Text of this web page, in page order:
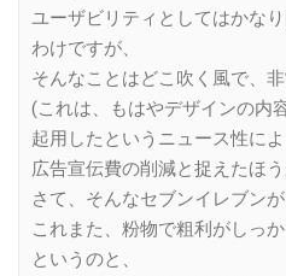
ユーザビリティとしてはかな
わけですが、
そんなことはどこ吹く風で、
(これは、もはやデザインの内
起用したというニュース性に
広告宣伝費の削減と捉えたほ
さて、そんなセブンイレブン
これまた、粉物で粗利がしっ
というのと、